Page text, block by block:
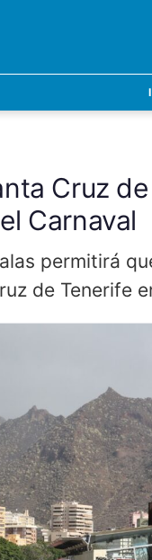
Cruz
Carnaval
permitirá
de Tenerife